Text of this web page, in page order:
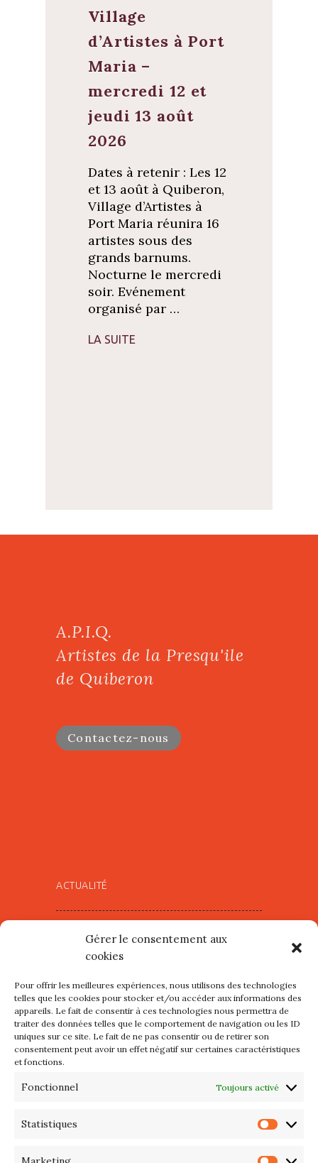
Gérer le consentement aux
cookies
Pour offrir les meilleures expériences, nous utilisons des technologies
telles que les cookies pour stocker et/ou accéder aux informations des
appareils. Le fait de consentir à ces technologies nous permettra de
traiter des données telles que le comportement de navigation ou les ID
uniques sur ce site. Le fait de ne pas consentir ou de retirer son
consentement peut avoir un effet négatif sur certaines caractéristiques
et fonctions.
Fonctionnel Toujours activé
Statistiques
Village
d’Artistes à Port
Maria –
mercredi 12 et
jeudi 13 août
2026
Dates à retenir : Les 12
et 13 août à Quiberon,
Village d’Artistes à
Port Maria réunira 16
artistes sous des
grands barnums.
Nocturne le mercredi
soir. Evénement
organisé par …
LA SUITE
A.P.I.Q.
Artistes de la Presqu'ile
de Quiberon
Contactez-nous
ACTUALITÉ
mercredi 12 et jeudi 13 août
2026
Les petits formats du Port
d’Orange : Mercredi 22 juillet de
10h à 20h
2026 – Maison du Phare de